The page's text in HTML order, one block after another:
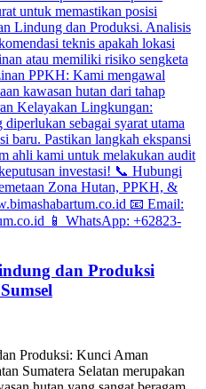
dan Produksi
Produksi: Kunci Aman
Sumatera Selatan merupakan